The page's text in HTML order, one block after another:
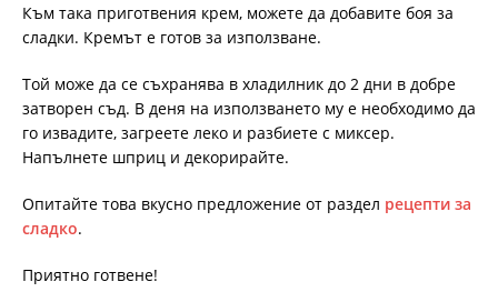
Към така приготвения крем, можете да добавите боя за
сладки. Кремът е готов за използване.
Той може да се съхранява в хладилник до 2 дни в добре
затворен съд. В деня на използването му е необходимо да
го извадите, загреете леко и разбиете с миксер.
Напълнете шприц и декорирайте.
Опитайте това вкусно предложение от раздел рецепти за
сладко.
Приятно готвене!